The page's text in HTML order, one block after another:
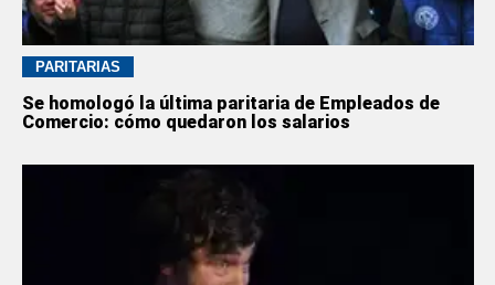
PARITARIAS
Se homologó la última paritaria de Empleados de
Comercio: cómo quedaron los salarios